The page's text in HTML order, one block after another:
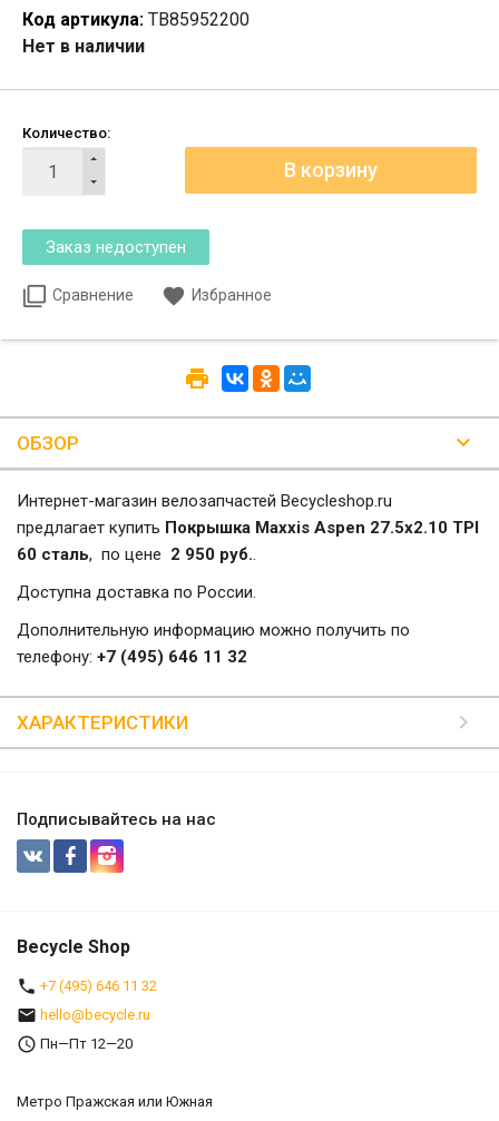
Код артикула: TB85952200
Нет в наличии
Количество:
Сравнение Избранное
ОБЗОР
Интернет-магазин велозапчастей Becycleshop.ru
предлагает купить Покрышка Maxxis Aspen 27.5x2.10 TPI
60 сталь, по цене 2 950 руб..
Доступна доставка по России.
Дополнительную информацию можно получить по
телефону: +7 (495) 646 11 32
ХАРАКТЕРИСТИКИ
Подписывайтесь на нас
Becycle Shop
+7 (495) 646 11 32
hello@becycle.ru
Пн—Пт 12—20
Метро Пражская или Южная